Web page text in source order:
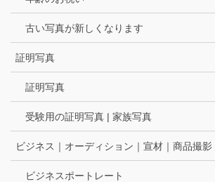
古い写真が新しくなります
証明写真
証明写真
受験用の証明写真 | 家族写真
ビジネス｜オーディション｜宣材｜商品撮影
ビジネスポートレート